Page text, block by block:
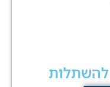
להשתלות